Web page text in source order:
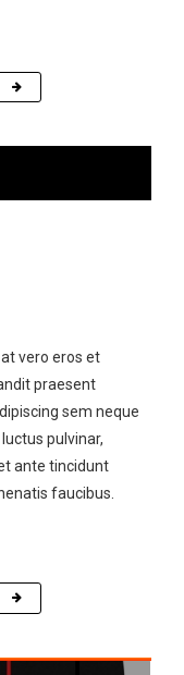
vero eros et
praesent
sem neque
pulvinar,
ante tincidunt
faucibus.